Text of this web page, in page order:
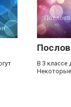
В 3 классе